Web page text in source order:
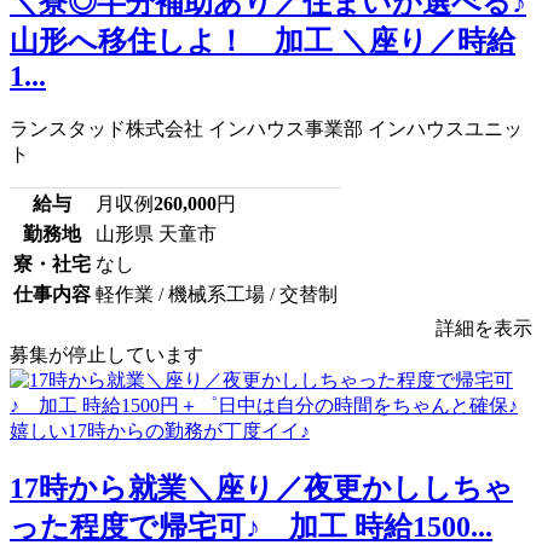
山形へ移住しよ！ 加工 ＼座り／時給
1...
ランスタッド株式会社 インハウス事業部 インハウスユニッ
ト
給与 月収例260,000円
勤務地
山形県 天童市
寮・社宅 なし
仕事内容 軽作業 / 機械系工場 / 交替制
詳細を表示
募集が停止しています
17時から就業＼座り／夜更かししちゃ
った程度で帰宅可♪ 加工 時給1500...